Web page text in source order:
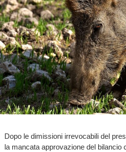
Dopo le dimissioni irrevocabili del
la mancata approvazione del bilancio